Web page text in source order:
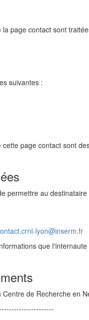
page contact sont
suivantes :
page contact sont
permettre au
lyon@inserm.fr
que
de Recherche en